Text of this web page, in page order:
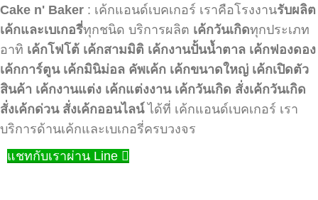
Cake n' Baker : เค้กแอนด์เบคเกอร์ เราคือโรงงานรับผลิต
เค้กและเบเกอรี่ทุกชนิด บริการผลิต เค้กวันเกิดทุกประเภท
อาทิ เค้กโฟโต้ เค้กสามมิติ เค้กงานปั้นน้ำตาล เค้กฟองดอง
เค้กการ์ตูน เค้กมินิม่อล คัพเค้ก เค้กขนาดใหญ่ เค้กเปิดตัว
สินค้า เค้กงานแต่ง เค้กแต่งงาน เค้กวันเกิด สั่งเค้กวันเกิด
สั่งเค้กด่วน สั่งเค้กออนไลน์ได้ที่ เค้กแอนด์เบคเกอร์ เรา
บริการด้านเค้กและเบเกอรี่ครบวงจร
แชทกับเราผ่าน Line